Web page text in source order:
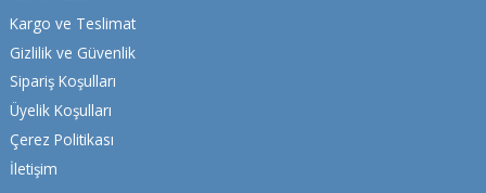
Kargo ve Teslimat
Gizlilik ve Güvenlik
Sipariş Koşulları
Üyelik Koşulları
Çerez Politikası
İletişim